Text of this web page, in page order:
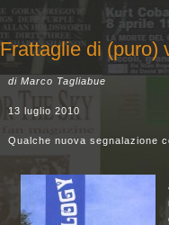
Frattaglie di
di Marco Tagliabue
13 luglio 2010
Qualche nuova segnalazione